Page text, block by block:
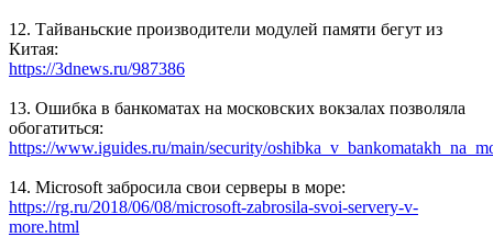
12. Тайваньские производители модулей памяти бегут из
Китая:
https://3dnews.ru/987386
13. Ошибка в банкоматах на московских вокзалах позволяла
обогатиться:
https://www.iguides.ru/main/security/
14. Microsoft забросила свои серверы в море:
https://rg.ru/2018/06/08/microsoft-zabrosila-svoi-servery-v-
more.html